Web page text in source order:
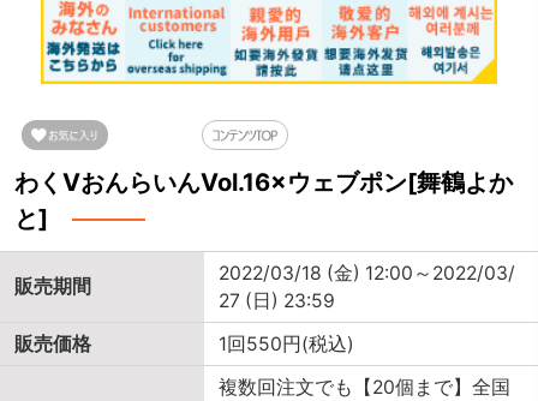
わくVおんらいんVol.16×ウェブポン[舞鶴よか
と]
販売期間
2022/03/18 (金) 12:00～2022/03/
27 (日) 23:59
販売価格
1回550円(税込)
複数回注文でも【20個まで】全国